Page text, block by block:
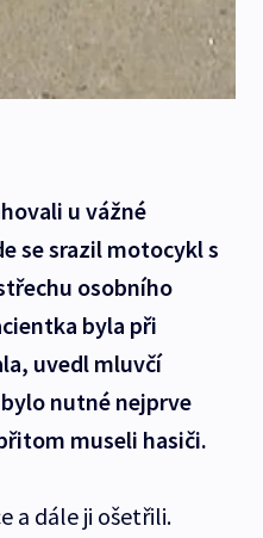
u vážné
se srazil motocykl s
osobního
byla při
uvedl mluvčí
nutné nejprve
museli hasiči.
a dále ji ošetřili.